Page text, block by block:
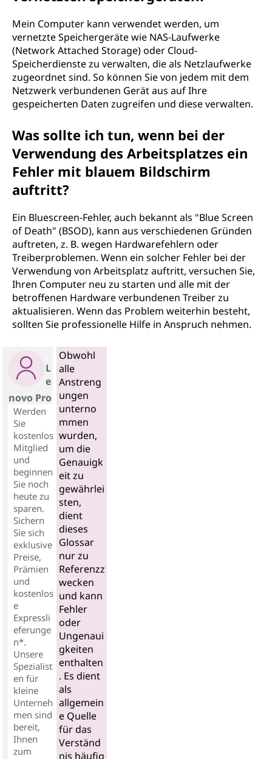
Mein Computer kann verwendet werden, um
vernetzte Speichergeräte wie NAS-Laufwerke
(Network Attached Storage) oder Cloud-
Speicherdienste zu verwalten, die als Netzlaufwerke
zugeordnet sind. So können Sie von jedem mit dem
Netzwerk verbundenen Gerät aus auf Ihre
gespeicherten Daten zugreifen und diese verwalten.
Was sollte ich tun, wenn bei der
Verwendung des Arbeitsplatzes ein
Fehler mit blauem Bildschirm
auftritt?
Ein Bluescreen-Fehler, auch bekannt als "Blue Screen
of Death" (BSOD), kann aus verschiedenen Gründen
auftreten, z. B. wegen Hardwarefehlern oder
Treiberproblemen. Wenn ein solcher Fehler bei der
Verwendung von Arbeitsplatz auftritt, versuchen Sie,
Ihren Computer neu zu starten und alle mit der
betroffenen Hardware verbundenen Treiber zu
aktualisieren. Wenn das Problem weiterhin besteht,
sollten Sie professionelle Hilfe in Anspruch nehmen.
L
e
novo Pro
Werden
Sie
kostenlos
Mitglied
und
beginnen
Sie noch
heute zu
sparen.
Sichern
Sie sich
exklusive
Preise,
Prämien
und
kostenlos
e
Expressli
eferunge
n*.
Unsere
Spezialist
en für
kleine
Unterneh
men sind
bereit,
Ihnen
zum
Obwohl
alle
Anstreng
ungen
unterno
mmen
wurden,
um die
Genauigk
eit zu
gewährlei
sten,
dient
dieses
Glossar
nur zu
Referenzz
wecken
und kann
Fehler
oder
Ungenaui
gkeiten
enthalten
. Es dient
als
allgemein
e Quelle
für das
Verständ
nis häufig